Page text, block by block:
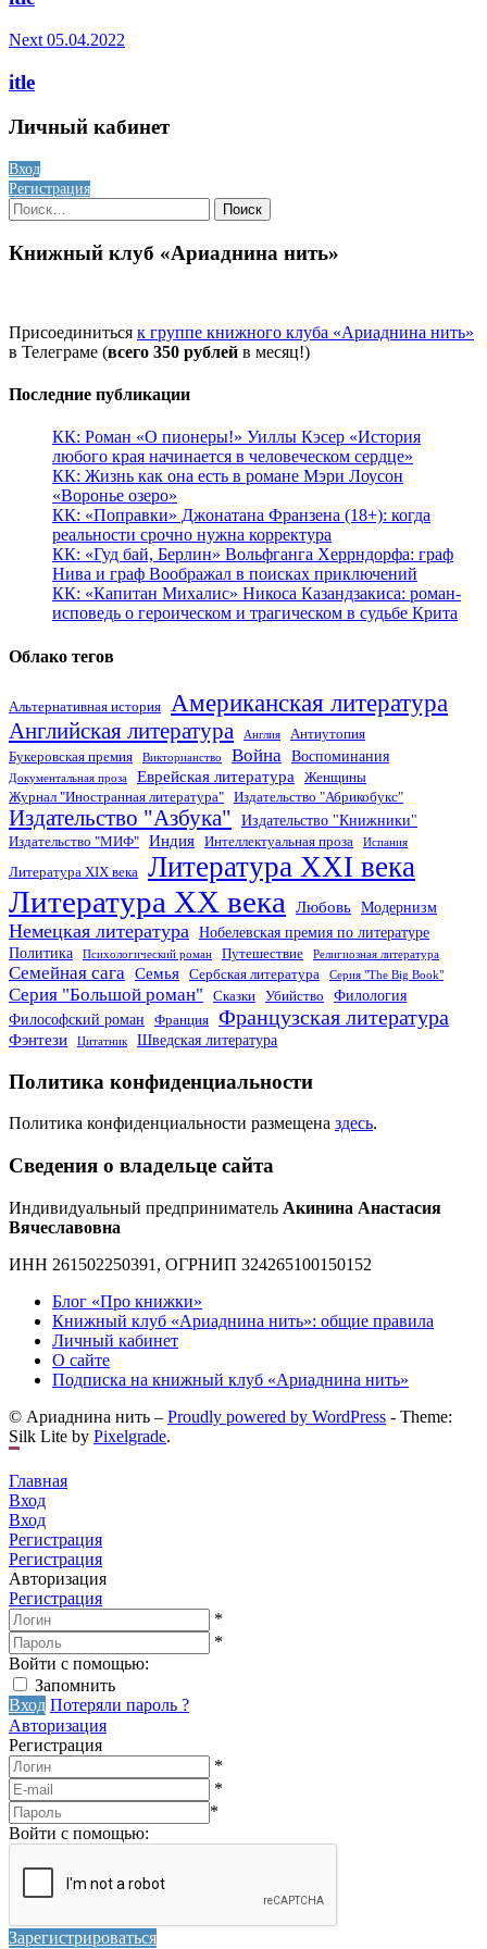
Next 05.04.2022
itle
Личный кабинет
Вход
Регистрация
Найти:
Книжный клуб «Ариаднина нить»
Присоединиться к группе книжного клуба «Ариаднина нить»
в Телеграме (всего 350 рублей в месяц!)
Последние публикации
КК: Роман «О пионеры!» Уиллы Кэсер «История
любого края начинается в человеческом сердце»
КК: Жизнь как она есть в романе Мэри Лоусон
«Воронье озеро»
КК: «Поправки» Джонатана Франзена (18+): когда
реальности срочно нужна корректура
КК: «Гуд бай, Берлин» Вольфганга Херрндорфа: граф
Нива и граф Воображал в поисках приключений
КК: «Капитан Михалис» Никоса Казандзакиса: роман-
исповедь о героическом и трагическом в судьбе Крита
Облако тегов
Альтернативная история Американская литература
Английская литература Англия
Антиутопия
Букеровская премия
Викторианство Война Воспоминания
Документальная проза Еврейская литература
Женщины
Журнал "Иностранная литература"
Издательство "Абрикобукс"
Издательство "Азбука" Издательство "Книжники"
Издательство "МИФ" Индия Интеллектуальная проза Испания
Литература XIX века Литература XXI века
Литература XX века Любовь Модернизм
Немецкая литература
Нобелевская премия по литературе
Политика
Психологический роман Путешествие Религиозная литература
Семейная сага Семья Сербская литература Серия "The Big Book"
Серия "Большой роман" Сказки Убийство
Филология
Философский роман
Франция Французская литература
Фэнтези Цитатник Шведская литература
Политика конфиденциальности
Политика конфиденциальности размещена здесь.
Сведения о владельце сайта
Индивидуальный предприниматель Акинина Анастасия
Вячеславовна
ИНН 261502250391, ОГРНИП 324265100150152
Блог «Про книжки»
Книжный клуб «Ариаднина нить»: общие правила
Личный кабинет
О сайте
Подписка на книжный клуб «Ариаднина нить»
© Ариаднина нить – Proudly powered by WordPress - Theme:
Silk Lite by Pixelgrade.
Главная
Вход
Вход
Регистрация
Регистрация
Авторизация
Регистрация
*
*
Войти с помощью:
Запомнить
Вход Потеряли пароль ?
Авторизация
Регистрация
*
*
*
Войти с помощью:
Зарегистрироваться